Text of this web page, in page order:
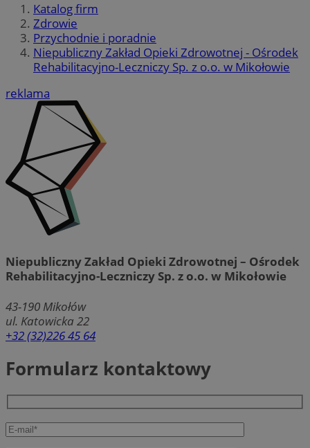
Katalog firm
Zdrowie
Przychodnie i poradnie
Niepubliczny Zakład Opieki Zdrowotnej - Ośrodek
Rehabilitacyjno-Leczniczy Sp. z o.o. w Mikołowie
reklama
Niepubliczny Zakład Opieki Zdrowotnej – Ośrodek
Rehabilitacyjno-Leczniczy Sp. z o.o. w Mikołowie
43-190 Mikołów
ul. Katowicka 22
+32 (32)226 45 64
Formularz kontaktowy